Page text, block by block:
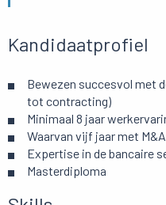
Kandidaatprofiel
Bewezen succesvol met
tot contracting)
Minimaal 8 jaar
Waarvan vijf jaar met
Expertise in de bancaire
Masterdiploma